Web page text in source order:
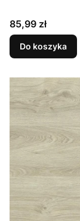
Cena
85,99 zł
Do koszyka